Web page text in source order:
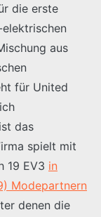
die erste
aus
für United
das
spielt mit
19 EV3 in
Modepartnern
denen die